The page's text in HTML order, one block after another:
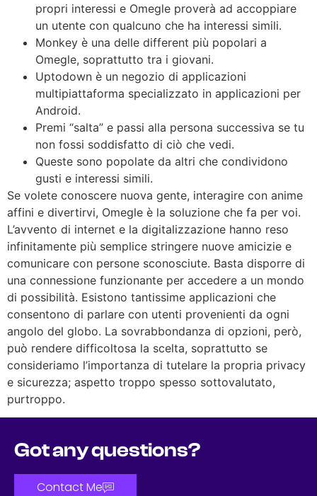
propri interessi e Omegle proverà ad accoppiare
un utente con qualcuno che ha interessi simili.
Monkey è una delle different più popolari a
Omegle, soprattutto tra i giovani.
Uptodown è un negozio di applicazioni
multipiattaforma specializzato in applicazioni per
Android.
Premi “salta” e passi alla persona successiva se tu
non fossi soddisfatto di ciò che vedi.
Queste sono popolate da altri che condividono
gusti e interessi simili.
Se volete conoscere nuova gente, interagire con anime
affini e divertirvi, Omegle è la soluzione che fa per voi.
L’avvento di internet e la digitalizzazione hanno reso
infinitamente più semplice stringere nuove amicizie e
comunicare con persone sconosciute. Basta disporre di
una connessione funzionante per accedere a un mondo
di possibilità. Esistono tantissime applicazioni che
consentono di parlare con utenti provenienti da ogni
angolo del globo. La sovrabbondanza di opzioni, però,
può rendere difficoltosa la scelta, soprattutto se
consideriamo l’importanza di tutelare la propria privacy
e sicurezza; aspetto troppo spesso sottovalutato,
purtroppo.
Got any questions?
Contact Me